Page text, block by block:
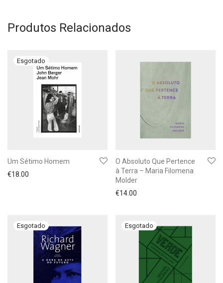
Produtos Relacionados
Um Sétimo Homem
€18.00
O Absoluto Que Pertence
à Terra – Maria Filomena
Molder
€14.00